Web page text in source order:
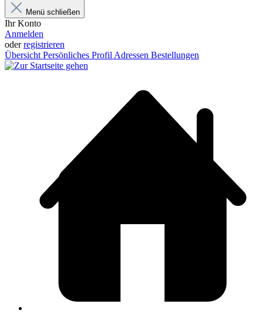
Menü schließen
Ihr Konto
Anmelden
oderregistrieren
Übersicht Persönliches Profil Adressen Bestellungen